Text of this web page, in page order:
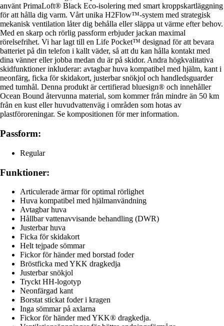
använt PrimaLoft® Black Eco-isolering med smart kroppskartläggning
för att hålla dig varm. Vårt unika H2Flow™-system med strategisk
mekanisk ventilation låter dig behålla eller släppa ut värme efter behov.
Med en skarp och rörlig passform erbjuder jackan maximal
rörelsefrihet. Vi har lagt till en Life Pocket™ designad för att bevara
batteriet på din telefon i kallt väder, så att du kan hålla kontakt med
dina vänner eller jobba medan du är på skidor. Andra högkvalitativa
skidfunktioner inkluderar: avtagbar huva kompatibel med hjälm, kant i
neonfärg, ficka för skidakort, justerbar snökjol och handledsguarder
med tumhål. Denna produkt är certifierad bluesign® och innehåller
Ocean Bound återvunna material, som kommer från mindre än 50 km
från en kust eller huvudvattenväg i områden som hotas av
plastföroreningar. Se kompositionen för mer information.
Passform:
Regular
Funktioner:
Articulerade ärmar för optimal rörlighet
Huva kompatibel med hjälmanvändning
Avtagbar huva
Hållbar vattenavvisande behandling (DWR)
Justerbar huva
Ficka för skidakort
Helt tejpade sömmar
Fickor för händer med borstad foder
Bröstficka med YKK dragkedja
Justerbar snökjol
Tryckt HH-logotyp
Neonfärgad kant
Borstat stickat foder i kragen
Inga sömmar på axlarna
Fickor för händer med YKK® dragkedja.